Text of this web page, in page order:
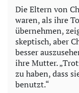
Die Eltern von
waren, als ihre
übernehmen,
skeptisch, aber
besser
ihre Mutter.
zu haben, dass
benutzt.“